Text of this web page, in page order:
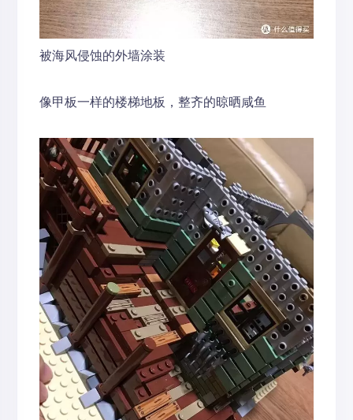
被海风侵蚀的外墙涂装
像甲板一样的楼梯地板，整齐的晾晒咸鱼